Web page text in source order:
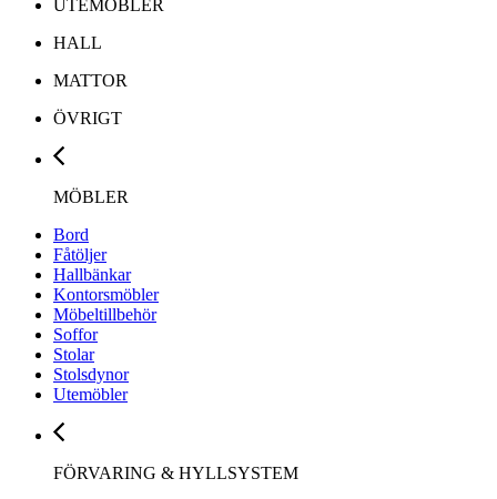
UTEMÖBLER
HALL
MATTOR
ÖVRIGT
MÖBLER
Bord
Fåtöljer
Hallbänkar
Kontorsmöbler
Möbeltillbehör
Soffor
Stolar
Stolsdynor
Utemöbler
FÖRVARING & HYLLSYSTEM